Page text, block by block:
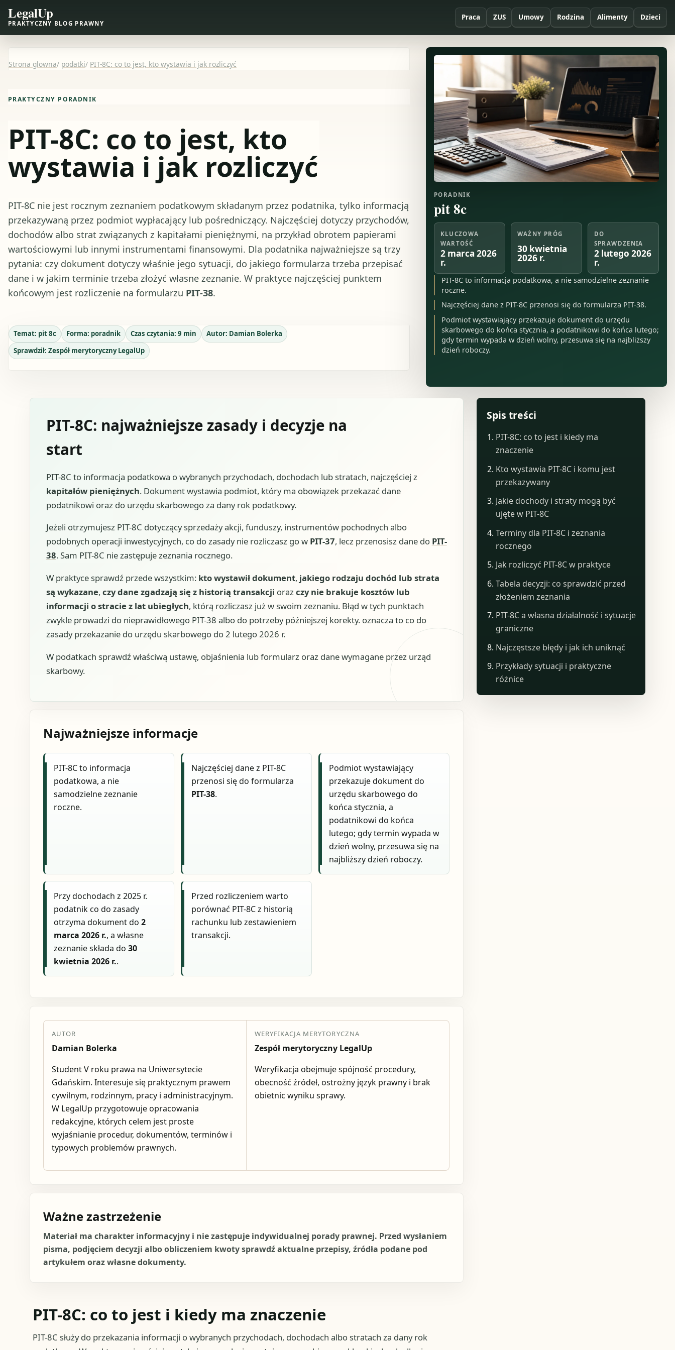
LegalUp
PRAKTYCZNY BLOG PRAWNY
Praca ZUS Umowy Rodzina Alimenty Dzieci
Strona glowna/ podatki/ PIT-8C: co to jest, kto wystawia i jak rozliczyć
PRAKTYCZNY PORADNIK
PIT-8C: co to jest, kto
wystawia i jak rozliczyć
PIT-8C nie jest rocznym zeznaniem podatkowym składanym przez podatnika, tylko informacją
przekazywaną przez podmiot wypłacający lub pośredniczący. Najczęściej dotyczy przychodów,
dochodów albo strat związanych z kapitałami pieniężnymi, na przykład obrotem papierami
wartościowymi lub innymi instrumentami finansowymi. Dla podatnika najważniejsze są trzy
pytania: czy dokument dotyczy właśnie jego sytuacji, do jakiego formularza trzeba przepisać
dane i w jakim terminie trzeba złożyć własne zeznanie. W praktyce najczęściej punktem
końcowym jest rozliczenie na formularzu PIT-38.
Temat: pit 8c Forma: poradnik Czas czytania: 9 min Autor: Damian Bolerka
Sprawdził: Zespół merytoryczny LegalUp
PORADNIK
pit 8c
KLUCZOWA
WARTOŚĆ
2 marca 2026
r.
WAŻNY PRÓG
30 kwietnia
2026 r.
DO
SPRAWDZENIA
2 lutego 2026
r.
PIT-8C to informacja podatkowa, a nie samodzielne zeznanie
roczne.
Najczęściej dane z PIT-8C przenosi się do formularza PIT-38.
Podmiot wystawiający przekazuje dokument do urzędu
skarbowego do końca stycznia, a podatnikowi do końca lutego;
gdy termin wypada w dzień wolny, przesuwa się na najbliższy
dzień roboczy.
PIT-8C: najważniejsze zasady i decyzje na
start
PIT-8C to informacja podatkowa o wybranych przychodach, dochodach lub stratach, najczęściej z
kapitałów pieniężnych. Dokument wystawia podmiot, który ma obowiązek przekazać dane
podatnikowi oraz do urzędu skarbowego za dany rok podatkowy.
Jeżeli otrzymujesz PIT-8C dotyczący sprzedaży akcji, funduszy, instrumentów pochodnych albo
podobnych operacji inwestycyjnych, co do zasady nie rozliczasz go w PIT-37, lecz przenosisz dane do PIT-
38. Sam PIT-8C nie zastępuje zeznania rocznego.
W praktyce sprawdź przede wszystkim: kto wystawił dokument, jakiego rodzaju dochód lub strata
są wykazane, czy dane zgadzają się z historią transakcji orazczy nie brakuje kosztów lub
informacji o stracie z lat ubiegłych, którą rozliczasz już w swoim zeznaniu. Błąd w tych punktach
zwykle prowadzi do nieprawidłowego PIT-38 albo do potrzeby późniejszej korekty. oznacza to co do
zasady przekazanie do urzędu skarbowego do 2 lutego 2026 r.
W podatkach sprawdź właściwą ustawę, objaśnienia lub formularz oraz dane wymagane przez urząd
skarbowy.
Najważniejsze informacje
PIT-8C to informacja
podatkowa, a nie
samodzielne zeznanie
roczne.
Najczęściej dane z PIT-8C
przenosi się do formularza
PIT-38.
Podmiot wystawiający
przekazuje dokument do
urzędu skarbowego do
końca stycznia, a
podatnikowi do końca
lutego; gdy termin wypada w
dzień wolny, przesuwa się na
najbliższy dzień roboczy.
Przy dochodach z 2025 r.
podatnik co do zasady
otrzyma dokument do2
marca 2026 r., a własne
zeznanie składa do30
kwietnia 2026 r..
Przed rozliczeniem warto
porównać PIT-8C z historią
rachunku lub zestawieniem
transakcji.
AUTOR
Damian Bolerka
Student V roku prawa na Uniwersytecie
Gdańskim. Interesuje się praktycznym prawem
cywilnym, rodzinnym, pracy i administracyjnym.
W LegalUp przygotowuje opracowania
redakcyjne, których celem jest proste
wyjaśnianie procedur, dokumentów, terminów i
typowych problemów prawnych.
WERYFIKACJA MERYTORYCZNA
Zespół merytoryczny LegalUp
Weryfikacja obejmuje spójność procedury,
obecność źródeł, ostrożny język prawny i brak
obietnic wyniku sprawy.
Ważne zastrzeżenie
Materiał ma charakter informacyjny i nie zastępuje indywidualnej porady prawnej. Przed wysłaniem
pisma, podjęciem decyzji albo obliczeniem kwoty sprawdź aktualne przepisy, źródła podane pod
artykułem oraz własne dokumenty.
PIT-8C: co to jest i kiedy ma znaczenie
PIT-8C służy do przekazania informacji o wybranych przychodach, dochodach albo stratach za dany rok
Spis treści
PIT-8C: co to jest i kiedy ma
znaczenie
Kto wystawia PIT-8C i komu jest
przekazywany
Jakie dochody i straty mogą być
ujęte w PIT-8C
Terminy dla PIT-8C i zeznania
rocznego
Jak rozliczyć PIT-8C w praktyce
Tabela decyzji: co sprawdzić przed
złożeniem zeznania
PIT-8C a własna działalność i sytuacje
graniczne
Najczęstsze błędy i jak ich uniknąć
Przykłady sytuacji i praktyczne
różnice